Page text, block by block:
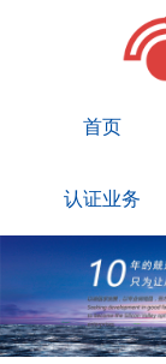
首页
认证业务